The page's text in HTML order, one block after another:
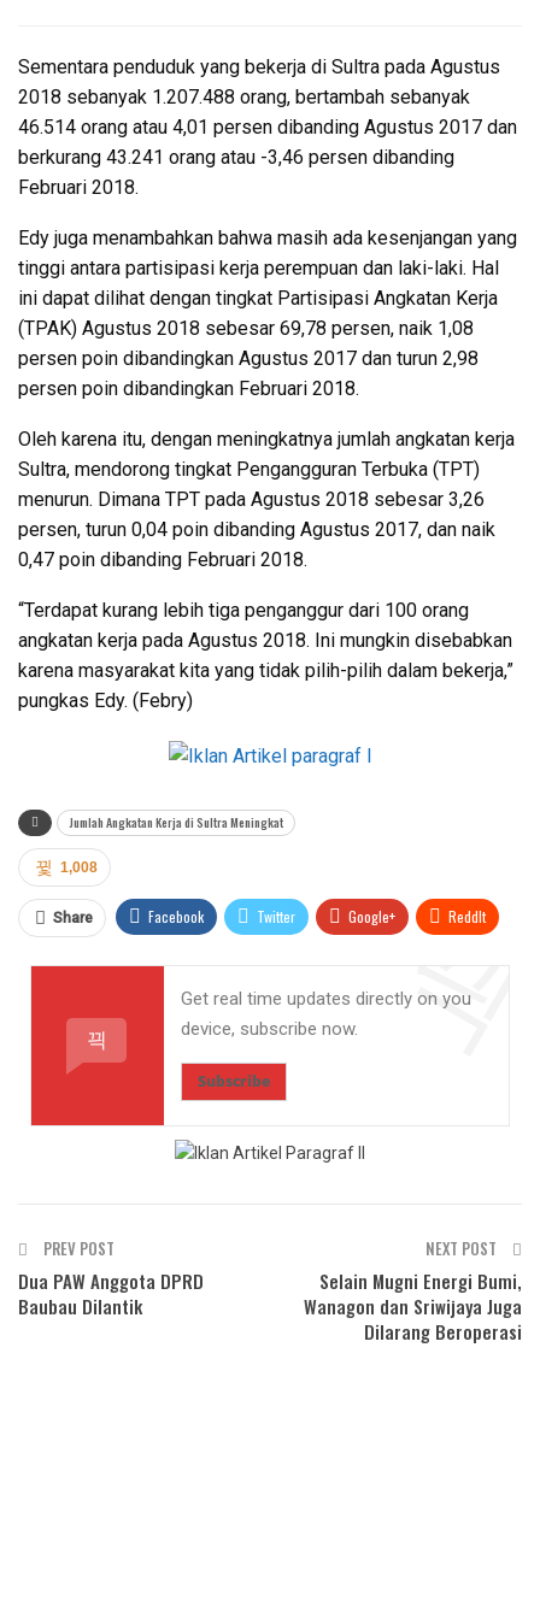
Sementara penduduk yang bekerja di Sultra pada Agustus
2018 sebanyak 1.207.488 orang, bertambah sebanyak
46.514 orang atau 4,01 persen dibanding Agustus 2017 dan
berkurang 43.241 orang atau -3,46 persen dibanding
Februari 2018.
Edy juga menambahkan bahwa masih ada kesenjangan yang
tinggi antara partisipasi kerja perempuan dan laki-laki. Hal
ini dapat dilihat dengan tingkat Partisipasi Angkatan Kerja
(TPAK) Agustus 2018 sebesar 69,78 persen, naik 1,08
persen poin dibandingkan Agustus 2017 dan turun 2,98
persen poin dibandingkan Februari 2018.
Oleh karena itu, dengan meningkatnya jumlah angkatan kerja
Sultra, mendorong tingkat Pengangguran Terbuka (TPT)
menurun. Dimana TPT pada Agustus 2018 sebesar 3,26
persen, turun 0,04 poin dibanding Agustus 2017, dan naik
0,47 poin dibanding Februari 2018.
“Terdapat kurang lebih tiga penganggur dari 100 orang
angkatan kerja pada Agustus 2018. Ini mungkin disebabkan
karena masyarakat kita yang tidak pilih-pilih dalam bekerja,”
pungkas Edy. (Febry)
Jumlah Angkatan Kerja di Sultra Meningkat
1,008
Share Facebook Twitter Google+ ReddIt
WhatsApp
Get real time updates directly on you
device, subscribe now.
Subscribe
PREV POST
Dua PAW Anggota DPRD
Baubau Dilantik
NEXT POST
Selain Mugni Energi Bumi,
Wanagon dan Sriwijaya Juga
Dilarang Beroperasi